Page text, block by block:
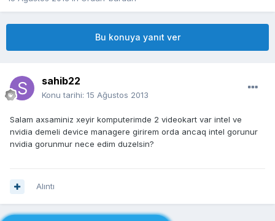
Bu konuya yanıt ver
sahib22
Konu tarihi: 15 Ağustos 2013
Salam axsaminiz xeyir komputerimde 2 videokart var intel ve
nvidia demeli device managere girirem orda ancaq intel gorunur
nvidia gorunmur nece edim duzelsin?
Alıntı